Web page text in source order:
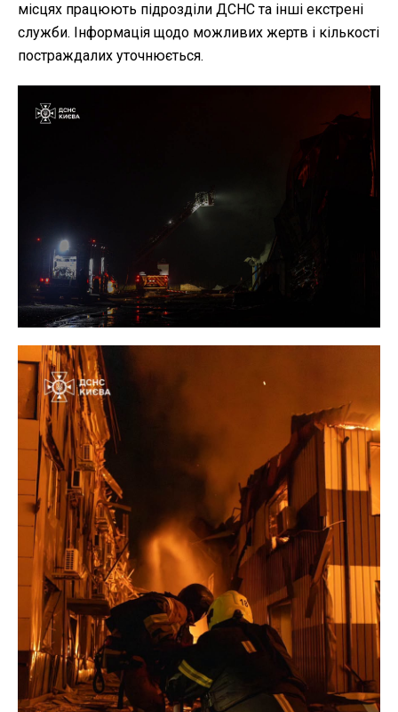
місцях працюють підрозділи ДСНС та інші екстрені
служби. Інформація щодо можливих жертв і кількості
постраждалих уточнюється.